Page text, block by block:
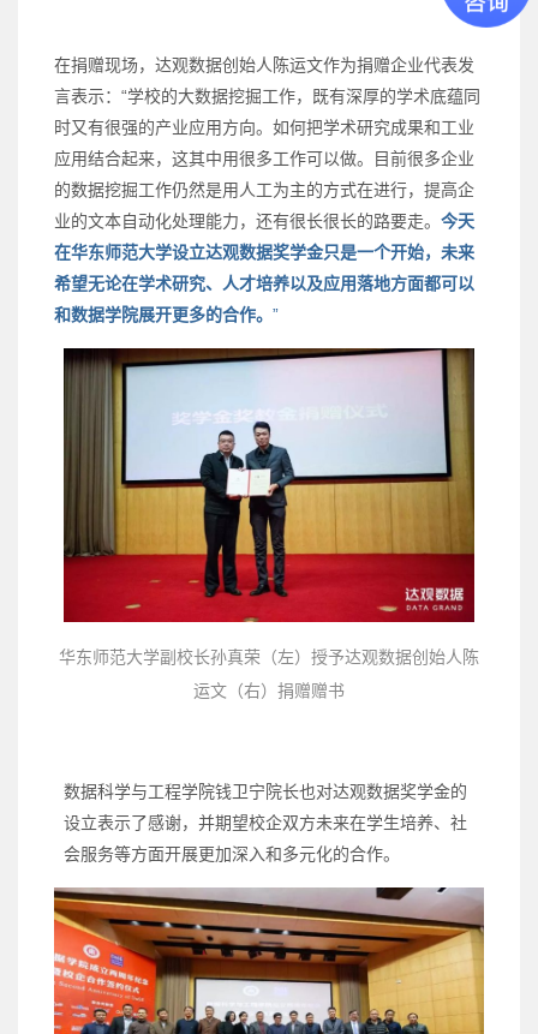
在捐赠现场，达观数据创始人陈运文作为捐赠企业代表发
言表示：“学校的大数据挖掘工作，既有深厚的学术底蕴同
时又有很强的产业应用方向。如何把学术研究成果和工业
应用结合起来，这其中用很多工作可以做。目前很多企业
的数据挖掘工作仍然是用人工为主的方式在进行，提高企
业的文本自动化处理能力，还有很长很长的路要走。 今天
在华东师范大学设立达观数据奖学金只是一个开始，未来
希望无论在学术研究、人才培养以及应用落地方面都可以
和数据学院展开更多的合作。 ”
华东师范大学副校长孙真荣（左）授予达观数据创始人陈
运文（右）捐赠赠书
数据科学与工程学院钱卫宁院长也对达观数据奖学金的
设立表示了感谢，并期望校企双方未来在学生培养、社
会服务等方面开展更加深入和多元化的合作。